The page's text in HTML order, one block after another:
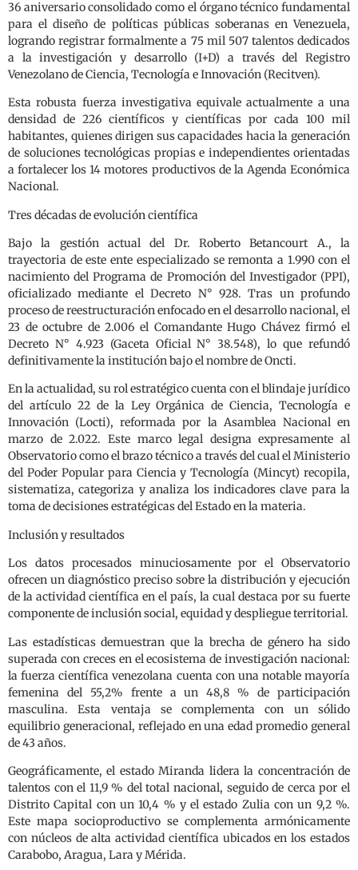
36 aniversario consolidado como el órgano técnico fundamental
para el diseño de políticas públicas soberanas en Venezuela,
logrando registrar formalmente a 75 mil 507 talentos dedicados
a la investigación y desarrollo (I+D) a través del Registro
Venezolano de Ciencia, Tecnología e Innovación (Recitven).
Esta robusta fuerza investigativa equivale actualmente a una
densidad de 226 científicos y científicas por cada 100 mil
habitantes, quienes dirigen sus capacidades hacia la generación
de soluciones tecnológicas propias e independientes orientadas
a fortalecer los 14 motores productivos de la Agenda Económica
Nacional.
Tres décadas de evolución científica
Bajo la gestión actual del Dr. Roberto Betancourt A., la
trayectoria de este ente especializado se remonta a 1.990 con el
nacimiento del Programa de Promoción del Investigador (PPI),
oficializado mediante el Decreto N° 928. Tras un profundo
proceso de reestructuración enfocado en el desarrollo nacional, el
23 de octubre de 2.006 el Comandante Hugo Chávez firmó el
Decreto N° 4.923 (Gaceta Oficial N° 38.548), lo que refundó
definitivamente la institución bajo el nombre de Oncti.
En la actualidad, su rol estratégico cuenta con el blindaje jurídico
del artículo 22 de la Ley Orgánica de Ciencia, Tecnología e
Innovación (Locti), reformada por la Asamblea Nacional en
marzo de 2.022. Este marco legal designa expresamente al
Observatorio como el brazo técnico a través del cual el Ministerio
del Poder Popular para Ciencia y Tecnología (Mincyt) recopila,
sistematiza, categoriza y analiza los indicadores clave para la
toma de decisiones estratégicas del Estado en la materia.
Inclusión y resultados
Los datos procesados minuciosamente por el Observatorio
ofrecen un diagnóstico preciso sobre la distribución y ejecución
de la actividad científica en el país, la cual destaca por su fuerte
componente de inclusión social, equidad y despliegue territorial.
Las estadísticas demuestran que la brecha de género ha sido
superada con creces en el ecosistema de investigación nacional:
la fuerza científica venezolana cuenta con una notable mayoría
femenina del 55,2% frente a un 48,8 % de participación
masculina. Esta ventaja se complementa con un sólido
equilibrio generacional, reflejado en una edad promedio general
de 43 años.
Geográficamente, el estado Miranda lidera la concentración de
talentos con el 11,9 % del total nacional, seguido de cerca por el
Distrito Capital con un 10,4 % y el estado Zulia con un 9,2 %.
Este mapa socioproductivo se complementa armónicamente
con núcleos de alta actividad científica ubicados en los estados
Carabobo, Aragua, Lara y Mérida.